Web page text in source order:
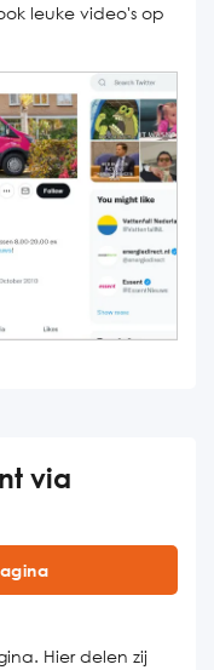
leuke video's op
via
Hier delen zij